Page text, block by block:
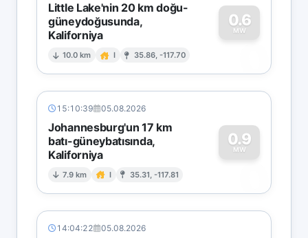
Little Lake'nin 20 km doğu-
güneydoğusunda,
Kaliforniya
10.0 km I 35.86, -117.70
0.6
MW
0
15:10:39 05.08.2026
Johannesburg'un 17 km
batı-güneybatısında,
Kaliforniya
7.9 km I 35.31, -117.81
0.9
MW
0
14:04:22 05.08.2026